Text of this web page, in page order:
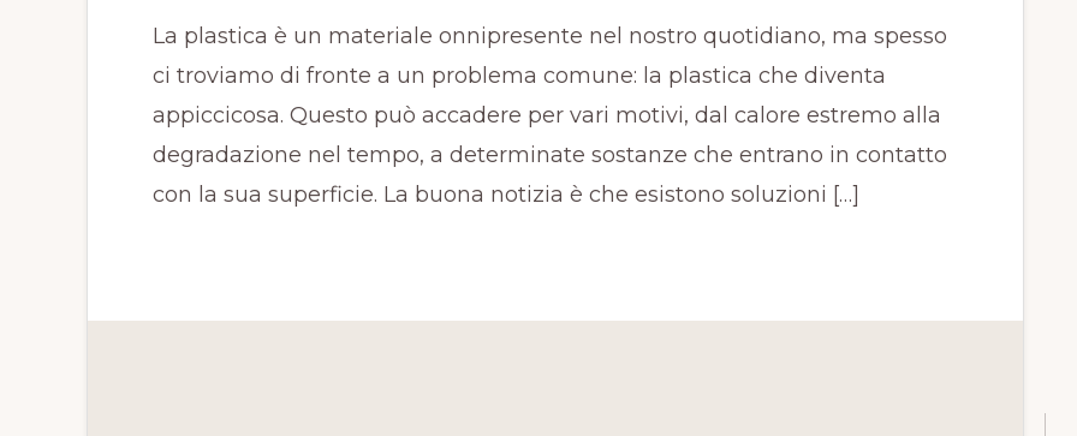
La plastica è un materiale onnipresente nel nostro quotidiano, ma spesso
ci troviamo di fronte a un problema comune: la plastica che diventa
appiccicosa. Questo può accadere per vari motivi, dal calore estremo alla
degradazione nel tempo, a determinate sostanze che entrano in contatto
con la sua superficie. La buona notizia è che esistono soluzioni […]